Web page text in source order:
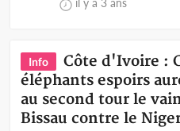
il y a 3 ans
Info
Côte d'Ivoire :
éléphants espoirs
au second tour le
Bissau contre le